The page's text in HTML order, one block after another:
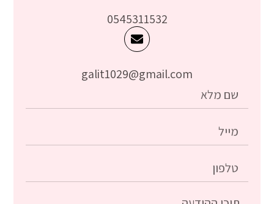
0545311532
galit1029@gmail.com